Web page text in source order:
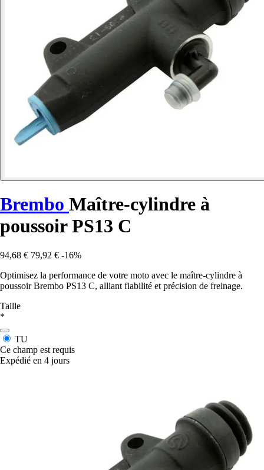
Brembo Maître-cylindre à
poussoir PS13 C
94,68 € 79,92 € -16%
Optimisez la performance de votre moto avec le maître-cylindre à
poussoir Brembo PS13 C, alliant fiabilité et précision de freinage.
Taille
*
TU
Ce champ est requis
Expédié en 4 jours